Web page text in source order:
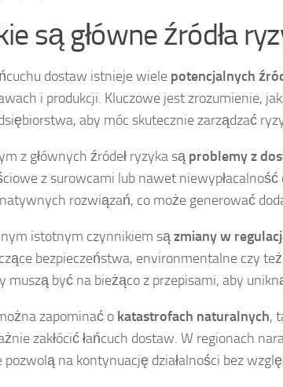
są główne źródła
dostaw istnieje wiele potencjalnych
i produkcji. Kluczowe jest zrozumienie,
aby móc skutecznie zarządzać
z głównych źródeł ryzyka są problemy z
z surowcami lub nawet
rozwiązań, co może generować
istotnym czynnikiem sązmiany w
bezpieczeństwa, environmentalne czy
muszą być na bieżąco z przepisami, aby
zapominać o katastrofach naturalnych,
zakłócić łańcuch dostaw. W regionach
pozwolą na kontynuację działalności bez